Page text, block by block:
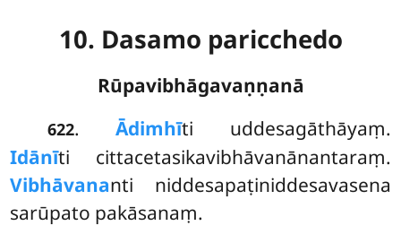
10. Dasamo paricchedo
Rūpavibhāgavaṇṇanā
622.Ādimhīti uddesagāthāyaṃ.
Idānīti cittacetasikavibhāvanānantaraṃ.
Vibhāvananti niddesapaṭiniddesavasena
sarūpato pakāsanaṃ.